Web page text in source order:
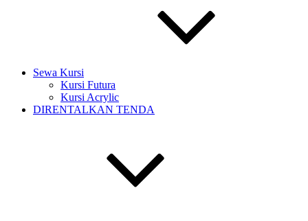
Sewa Kursi
Kursi Futura
Kursi Acrylic
DIRENTALKAN TENDA